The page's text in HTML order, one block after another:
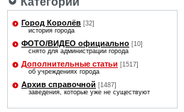
Город Королёв [32]
история города
ФОТО/ВИДЕО официально [10]
снято для администрации города
Дополнительные статьи [1517]
об учреждениях города
Архив справочной [1487]
заведения, которые уже не существуют